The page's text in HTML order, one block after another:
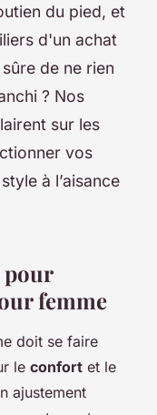
du pied, et
d'un achat
de ne rien
? Nos
sur les
vos
à l’aisance
pour
femme
doit se faire
le confort et le
ajustement